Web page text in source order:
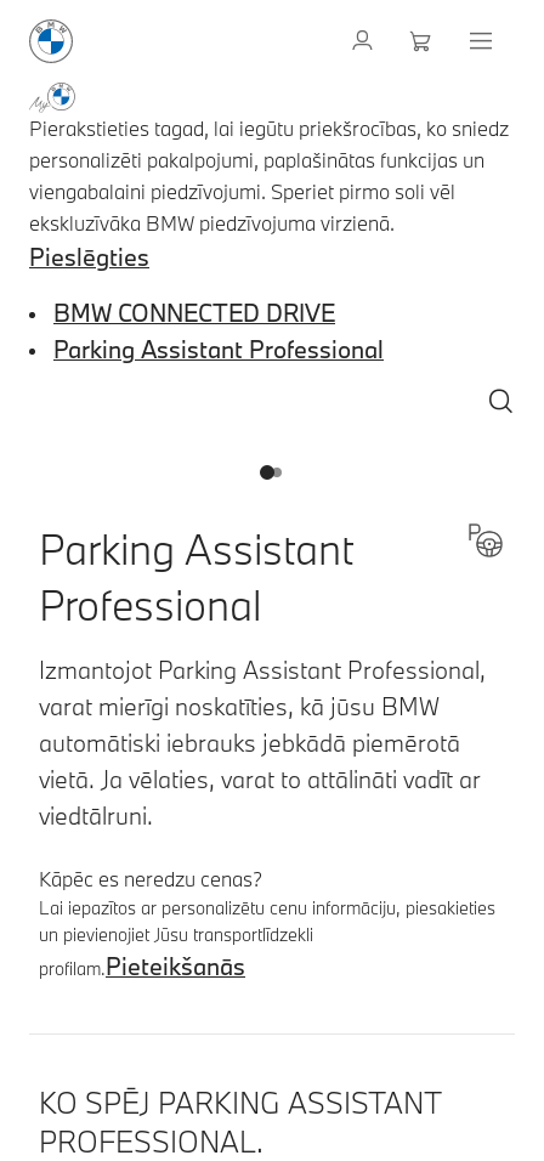
Pierakstieties tagad, lai iegūtu priekšrocības, ko sniedz
personalizēti pakalpojumi, paplašinātas funkcijas un
viengabalaini piedzīvojumi. Speriet pirmo soli vēl
ekskluzīvāka BMW piedzīvojuma virzienā.
Pieslēgties
BMW CONNECTED DRIVE
Parking Assistant Professional
12
Parking Assistant
Professional
Izmantojot Parking Assistant Professional,
varat mierīgi noskatīties, kā jūsu BMW
automātiski iebrauks jebkādā piemērotā
vietā. Ja vēlaties, varat to attālināti vadīt ar
viedtālruni.
Kāpēc es neredzu cenas?
Lai iepazītos ar personalizētu cenu informāciju, piesakieties
un pievienojiet Jūsu transportlīdzekli
profilam.Pieteikšanās
KO SPĒJ PARKING ASSISTANT
PROFESSIONAL.